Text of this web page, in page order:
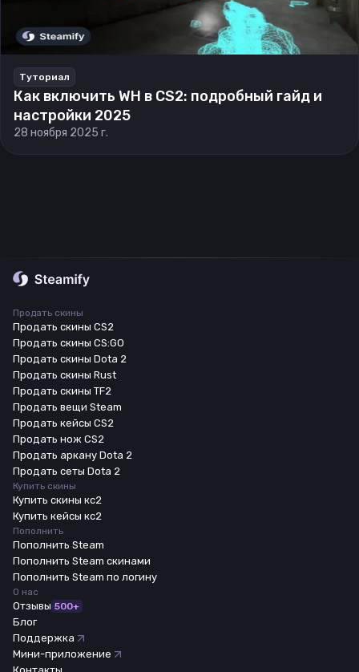
Туториал
Как включить WH в CS2: подробный гайд и
настройки 2025
28 ноября 2025 г.
Продать скины
Продать скины CS2
Продать скины CS:GO
Продать скины Dota 2
Продать скины Rust
Продать скины TF2
Продать вещи Steam
Продать кейсы CS2
Продать нож CS2
Продать аркану Dota 2
Продать сеты Dota 2
Купить скины
Купить скины кс2
Купить кейсы кс2
Пополнить
Пополнить Steam
Пополнить Steam скинами
Пополнить Steam по логину
О нас
Отзывы 500+
Блог
Поддержка
Мини-приложение